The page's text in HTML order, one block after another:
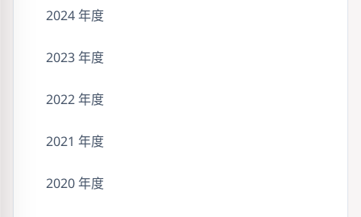
2024 年度
2023 年度
2022 年度
2021 年度
2020 年度